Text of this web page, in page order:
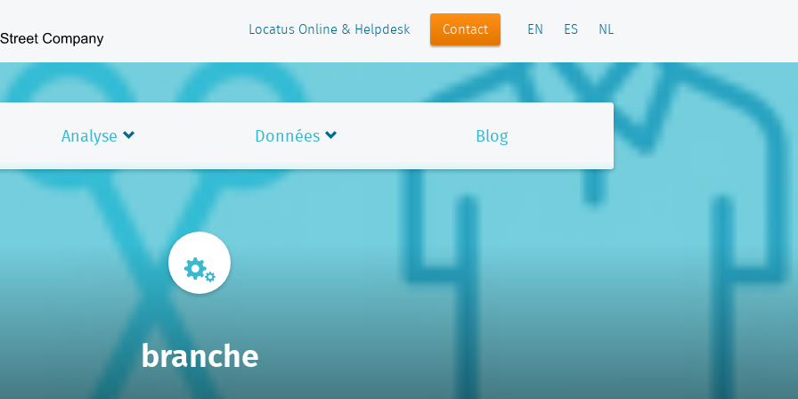
Locatus Online & Helpdesk Contact EN ES NL
Analyse Données Blog
branche